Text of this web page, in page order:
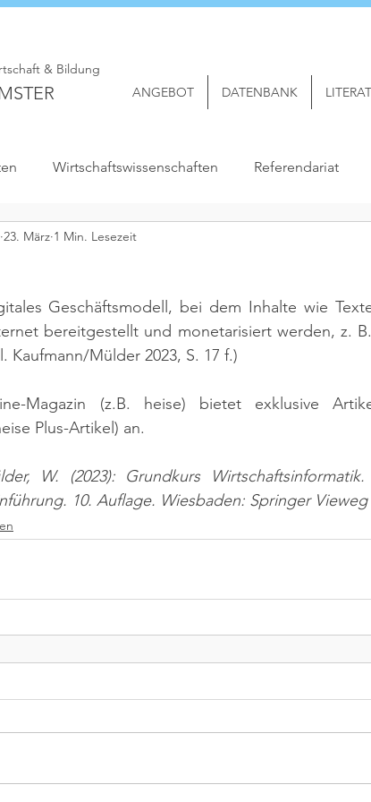
& Bildung
ANGEBOT DATENBANK
Wirtschaftswissenschaften Referendariat
23. März 1 Min. Lesezeit
Geschäftsmodell, bei dem Inhalte wie
bereitgestellt und monetarisiert werden, z.
Kaufmann/Mülder 2023, S. 17 f.)
Magazin (z.B. heise) bietet exklusive
Plus-Artikel) an.
W. (2023): Grundkurs
10. Auflage. Wiesbaden: Springer Vieweg